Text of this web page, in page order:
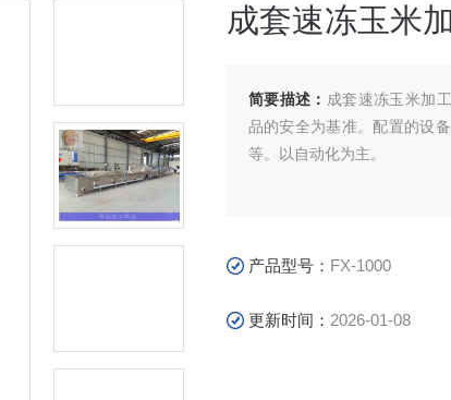
成套速冻玉米
简要描述： 成套速冻玉米加
品的安全为基准。配置的设
等。以自动化为主。
产品型号： FX-1000
更新时间： 2026-01-08